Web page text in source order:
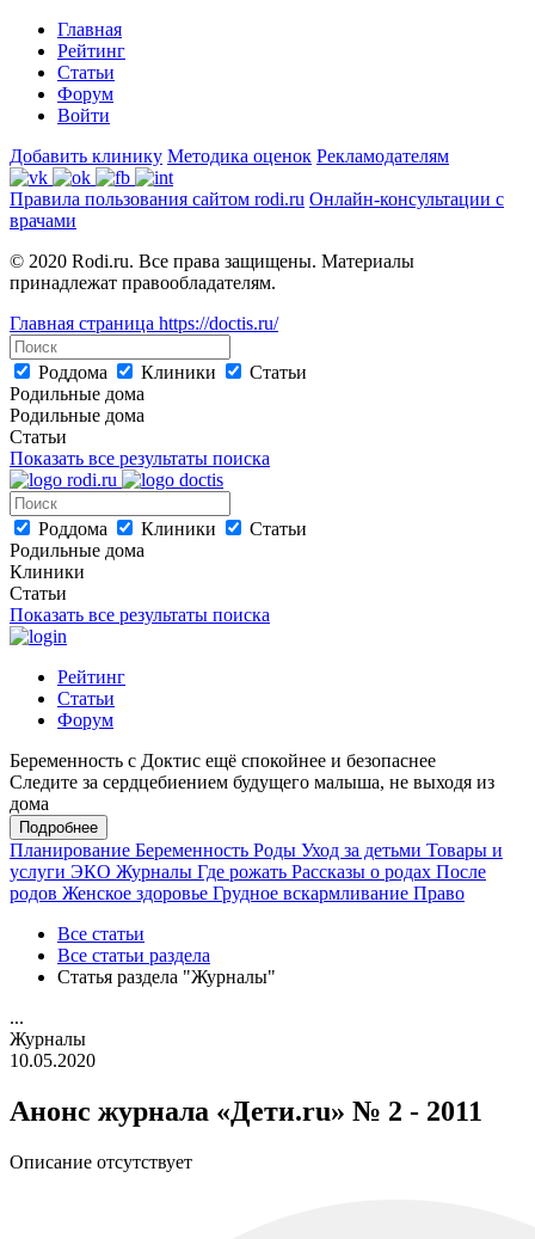
Главная
Рейтинг
Статьи
Форум
Войти
Добавить клинику Методика оценок Рекламодателям
Правила пользования сайтом rodi.ru Онлайн-консультации с
врачами
© 2020 Rodi.ru. Все права защищены. Материалы
принадлежат правообладателям.
Главная страница https://doctis.ru/
Роддома Клиники
Статьи
Родильные дома
Родильные дома
Статьи
Показать все результаты поиска
Роддома Клиники
Статьи
Родильные дома
Клиники
Статьи
Показать все результаты поиска
Рейтинг
Статьи
Форум
Беременность с Доктис ещё спокойнее и безопаснее
Следите за сердцебиением будущего малыша, не выходя из
дома
Подробнее
Планирование Беременность Роды Уход за детьми Товары и
услуги ЭКО Журналы Где рожать Рассказы о родах После
родов Женское здоровье Грудное вскармливание Право
Все статьи
Все статьи раздела
Статья раздела "Журналы"
...
Журналы
10.05.2020
Анонс журнала «Дети.ru» № 2 - 2011
Описание отсутствует